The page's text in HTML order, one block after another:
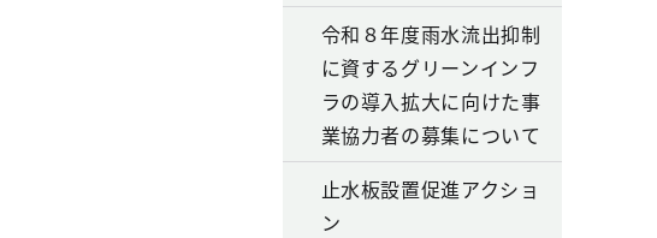
令和８年度雨水流出抑制
に資するグリーンインフ
ラの導入拡大に向けた事
業協力者の募集について
止水板設置促進アクショ
ン